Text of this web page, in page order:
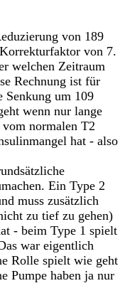
von 189
von 7.
welchen Zeitraum
Rechnung ist für
Senkung um 109
wenn nur lange
normalen T2
hat - also
Ein Type 2
muss zusätzlich
zu tief zu gehen)
- beim Type 1 spielt
war eigentlich
Rolle spielt wie geht
Pumpe haben ja nur